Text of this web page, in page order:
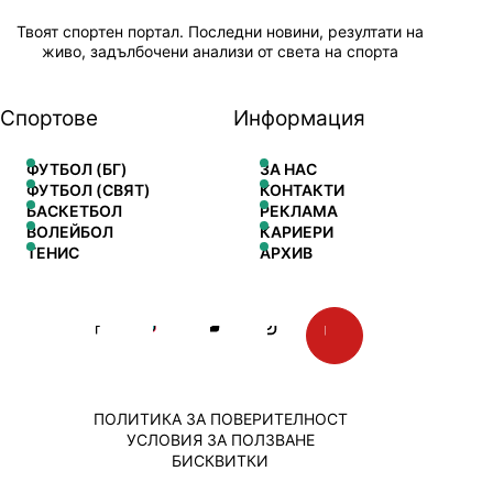
Твоят спортен портал. Последни новини, резултати на
живо, задълбочени анализи от света на спорта
Спортове
ФУТБОЛ (БГ)
ФУТБОЛ (СВЯТ)
БАСКЕТБОЛ
ВОЛЕЙБОЛ
ТЕНИС
Информация
ЗА НАС
КОНТАКТИ
РЕКЛАМА
КАРИЕРИ
АРХИВ
ПОЛИТИКА ЗА ПОВЕРИТЕЛНОСТ
УСЛОВИЯ ЗА ПОЛЗВАНЕ
БИСКВИТКИ